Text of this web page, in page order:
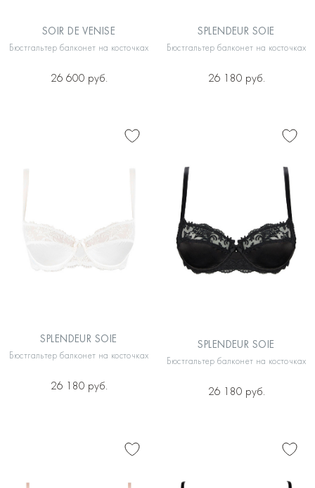
SOIR DE VENISE
Бюстгальтер балконет на косточках
26 600 руб.
SPLENDEUR SOIE
Бюстгальтер балконет на косточках
26 180 руб.
SPLENDEUR SOIE
Бюстгальтер балконет на косточках
26 180 руб.
SPLENDEUR SOIE
Бюстгальтер балконет на косточках
26 180 руб.